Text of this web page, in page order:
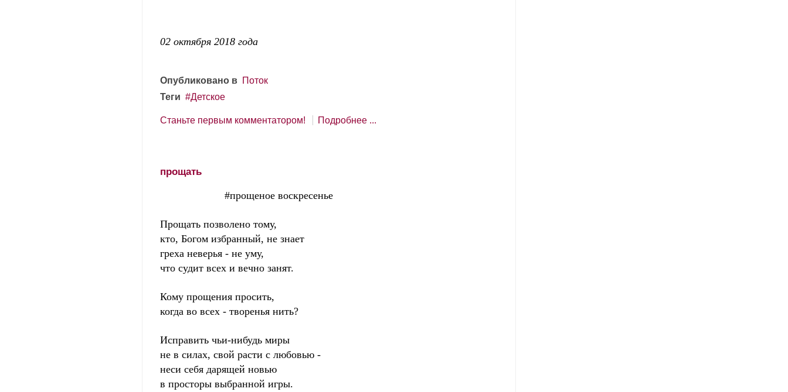
02 октября 2018 года
Опубликовано в
Поток
Теги
Детское
Станьте первым комментатором! Подробнее ...
прощать
#прощеное воскресенье
Прощать позволено тому,
кто, Богом избранный, не знает
греха неверья - не уму,
что судит всех и вечно занят.
Кому прощения просить,
когда во всех - творенья нить?
Исправить чьи-нибудь миры
не в силах, свой расти с любовью -
неси себя дарящей новью
в просторы выбранной игры.